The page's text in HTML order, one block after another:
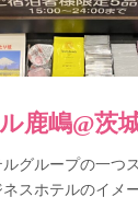
鹿嶋@茨
グループの一つ
ネスホテルのイメ